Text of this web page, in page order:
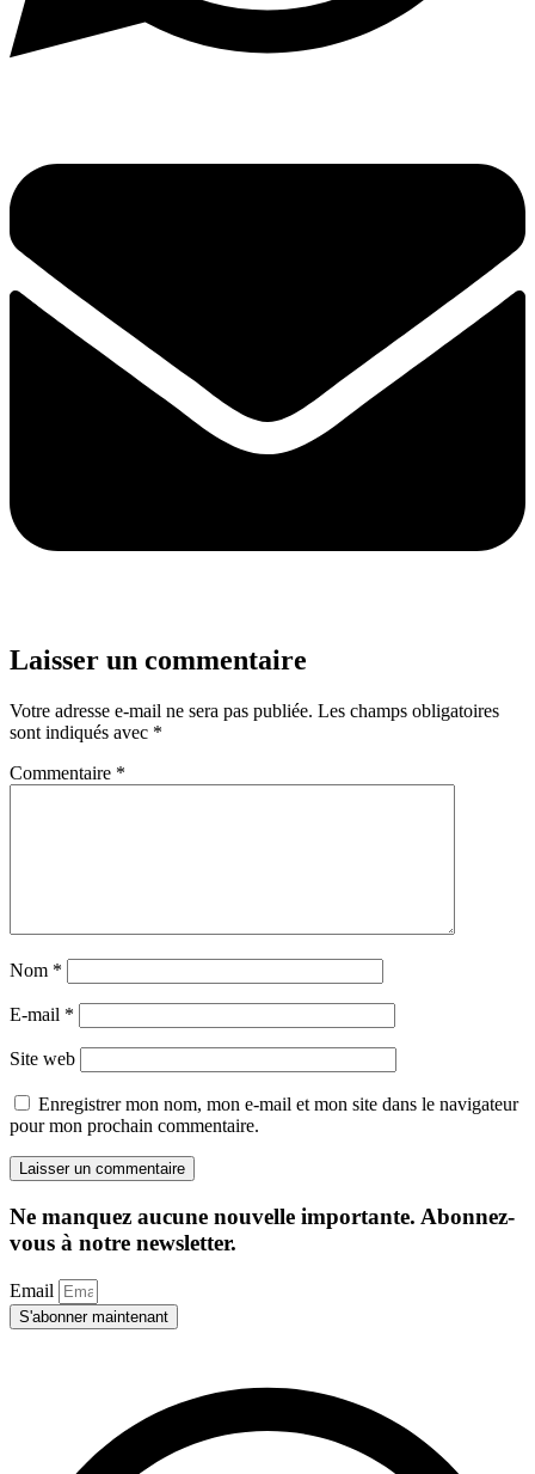
Laisser un commentaire
Votre adresse e-mail ne sera pas publiée. Les champs obligatoires
sont indiqués avec *
Commentaire *
Nom *
E-mail *
Site web
Enregistrer mon nom, mon e-mail et mon site dans le navigateur
pour mon prochain commentaire.
Ne manquez aucune nouvelle importante. Abonnez-
vous à notre newsletter.
Email
S'abonner maintenant